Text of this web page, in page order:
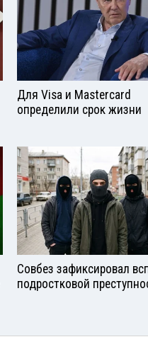
Для Visа и Mastercard
определили срок жизни
Совбез зафиксировал
подростковой